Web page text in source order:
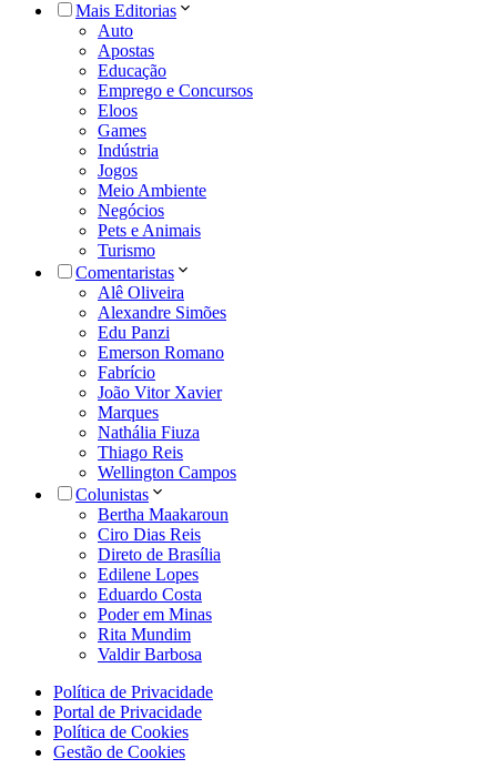
Mais Editorias
Auto
Apostas
Educação
Emprego e Concursos
Eloos
Games
Indústria
Jogos
Meio Ambiente
Negócios
Pets e Animais
Turismo
Comentaristas
Alê Oliveira
Alexandre Simões
Edu Panzi
Emerson Romano
Fabrício
João Vitor Xavier
Marques
Nathália Fiuza
Thiago Reis
Wellington Campos
Colunistas
Bertha Maakaroun
Ciro Dias Reis
Direto de Brasília
Edilene Lopes
Eduardo Costa
Poder em Minas
Rita Mundim
Valdir Barbosa
Política de Privacidade
Portal de Privacidade
Política de Cookies
Gestão de Cookies